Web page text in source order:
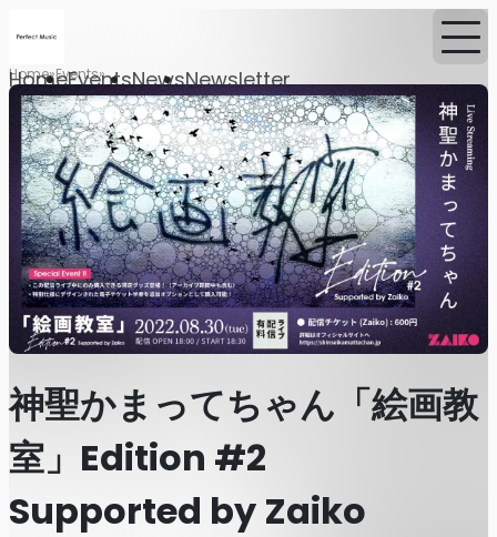
HomeEventsNewsNewsletter
Home Events
神聖かまってちゃん「絵画教
室」Edition #2
Supported by Zaiko